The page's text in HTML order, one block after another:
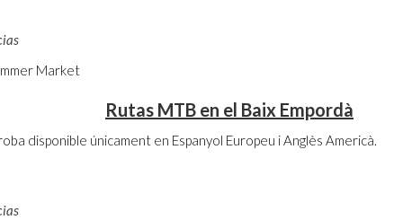
Market
Rutas MTB en el Baix Empordà
disponible únicament en Espanyol Europeu i Anglès Americà.